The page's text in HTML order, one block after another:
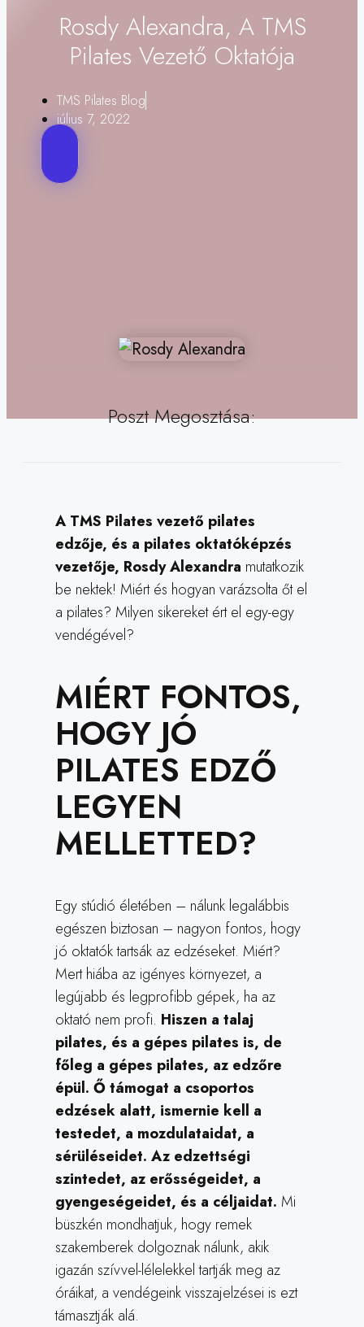
Rosdy Alexandra, A TMS
Pilates Vezető Oktatója
TMS Pilates Blog
július 7, 2022
Poszt Megosztása:
A TMS Pilates vezető pilates
edzője, és a pilates oktatóképzés
vezetője, Rosdy Alexandra mutatkozik
be nektek! Miért és hogyan varázsolta őt el
a pilates? Milyen sikereket ért el egy-egy
vendégével?
MIÉRT FONTOS,
HOGY JÓ
PILATES EDZŐ
LEGYEN
MELLETTED?
Egy stúdió életében – nálunk legalábbis
egészen biztosan – nagyon fontos, hogy
jó oktatók tartsák az edzéseket. Miért?
Mert hiába az igényes környezet, a
legújabb és legprofibb gépek, ha az
oktató nem profi. Hiszen a talaj
pilates, és a gépes pilates is, de
főleg a gépes pilates, az edzőre
épül. Ő támogat a csoportos
edzések alatt, ismernie kell a
testedet, a mozdulataidat, a
sérüléseidet. Az edzettségi
szintedet, az erősségeidet, a
gyengeségeidet, és a céljaidat. Mi
büszkén mondhatjuk, hogy remek
szakemberek dolgoznak nálunk, akik
igazán szívvel-lélelekkel tartják meg az
óráikat, a vendégeink visszajelzései is ezt
támasztják alá.